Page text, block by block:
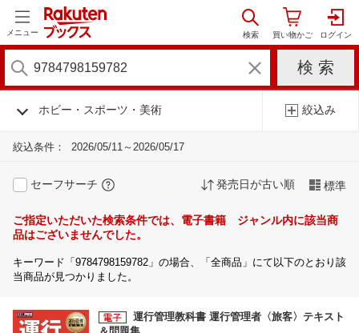
メニュー
ホビー・スポーツ・美術 絞込み
絞込条件： 2026/05/11～2026/05/17
セーフサーチ 発売日が古い順 標準
ご指定いただいた検索条件では、電子書籍 ジャンル内に該当商
品はございませんでした。
キーワード「9784798159782」の場合、「全商品」にて以下のとおり該
当商品が見つかりました。
運行管理教科書 運行管理者〈旅客〉テキスト